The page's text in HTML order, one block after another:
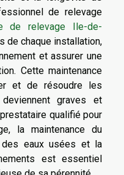
de relevage
de relevage Ile-de-
de chaque installation,
et assurer une
Cette maintenance
et de résoudre les
graves et
qualifié pour
la maintenance du
des eaux usées et la
est essentiel